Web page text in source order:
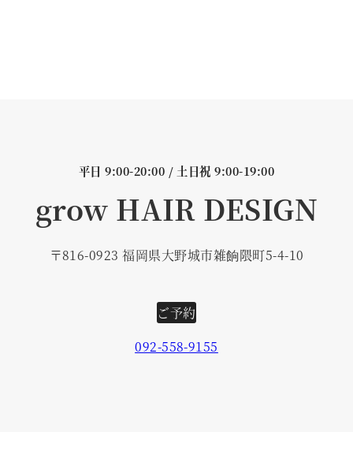
平日 9:00-20:00 / 土日祝 9:00-19:00
grow HAIR DESIGN
〒816-0923 福岡県大野城市雑餉隈町5-4-10
ご予約
092-558-9155